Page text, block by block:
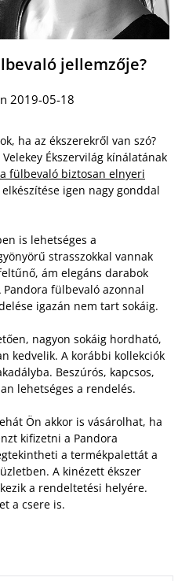
jellemzője?
2019-05-18
ha az ékszerekről van szó?
Ékszervilág kínálatának
fülbevaló biztosan elnyeri
igen nagy gonddal
is lehetséges a
strasszokkal vannak
ám elegáns darabok
fülbevaló azonnal
igazán nem tart sokáig.
nagyon sokáig hordható,
kedvelik. A korábbi kollekciók
Beszúrós, kapcsos,
lehetséges a rendelés.
Ön akkor is vásárolhat, ha
kifizetni a Pandora
a termékpalettát a
A kinézett ékszer
a rendeltetési helyére.
a csere is.